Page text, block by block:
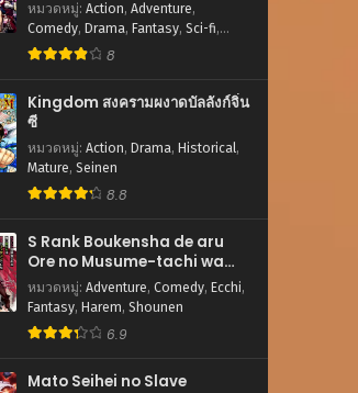
หมวดหมู่: Action, Adventure,
Comedy, Drama, Fantasy, Sci-fi,
Shounen
8
Kingdom สงครามผงาดบัลลังก์จิ๋น
ซี
หมวดหมู่: Action, Drama, Historical,
Mature, Seinen
8.8
S Rank Boukensha de aru
Ore no Musume-tachi wa
Juudo no Father Con
deshita
หมวดหมู่: Adventure, Comedy, Ecchi,
Fantasy, Harem, Shounen
6.9
Mato Seihei no Slave